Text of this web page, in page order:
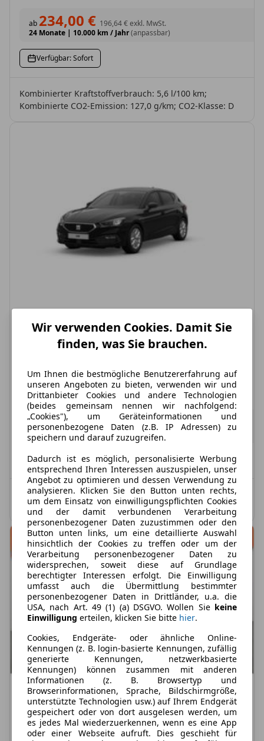
ab 234,00 € 196,64 €exkl. MwSt.
24 Monate | 10.000 km / Jahr(anpassbar)
Verfügbar: Sofort
Kombinierter Kraftstoffverbrauch: 5,6 l/100 km;
Kombinierte CO2-Emission: 127,0 g/km; CO2-Klasse: D
Nur Gewerbekunden
Seat Leon
Treibstoff
Benzin
Leistung
116 PS
Zustand
Neu
ab235,62 € 198,00 €exkl. MwSt.
36 Monate |10.000 km / Jahr(anpassbar)
Verfügbar: Sofort
Kombinierter Kraftstoffverbrauch: 5,4 l/100 km;
Kombinierte CO2-Emission: 124,0 g/km; CO2-Klasse: D
Nur Gewerbekunden
Wir verwenden Cookies. Damit Sie
finden, was Sie brauchen.
Um Ihnen die bestmögliche Benutzererfahrung auf
unseren Angeboten zu bieten, verwenden wir und
Drittanbieter Cookies und andere Technologien
(beides gemeinsam nennen wir nachfolgend:
„Cookies"), um Geräteinformationen und
personenbezogene Daten (z.B. IP Adressen) zu
speichern und darauf zuzugreifen.
Dadurch ist es möglich, personalisierte Werbung
entsprechend Ihren Interessen auszuspielen, unser
Angebot zu optimieren und dessen Verwendung zu
analysieren. Klicken Sie den Button unten rechts,
um dem Einsatz von einwilligungspflichten Cookies
und der damit verbundenen Verarbeitung
personenbezogener Daten zuzustimmen oder den
Button unten links, um eine detaillierte Auswahl
hinsichtlich der Cookies zu treffen oder um der
Verarbeitung personenbezogener Daten zu
widersprechen, soweit diese auf Grundlage
berechtigter Interessen erfolgt. Die Einwilligung
umfasst auch die Übermittlung bestimmter
personenbezogener Daten in Drittländer, u.a. die
USA, nach Art. 49 (1) (a) DSGVO. Wollen Sie keine
Einwilligung erteilen, klicken Sie bitte hier.
Cookies, Endgeräte- oder ähnliche Online-
Kennungen (z. B. login-basierte Kennungen, zufällig
generierte Kennungen, netzwerkbasierte
Kennungen) können zusammen mit anderen
Informationen (z. B. Browsertyp und
Browserinformationen, Sprache, Bildschirmgröße,
unterstützte Technologien usw.) auf Ihrem Endgerät
gespeichert oder von dort ausgelesen werden, um
es jedes Mal wiederzuerkennen, wenn es eine App
oder einer Webseite aufruft. Dies geschieht für